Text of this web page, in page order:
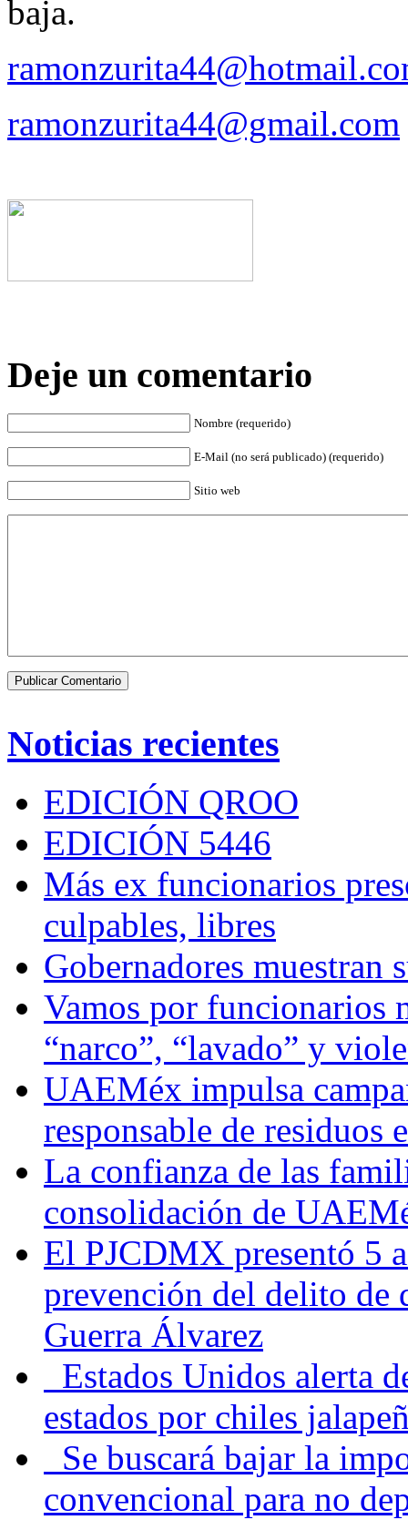
baja.
ramonzurita44@gmail.com
Deje un comentario
Nombre (requerido)
E-Mail (no será publicado) (requerido)
Sitio web
Noticias recientes
EDICIÓN QROO
EDICIÓN 5446
Más ex funcionarios
culpables, libres
Gobernadores muestran
Vamos por funcionarios
“narco”, “lavado” y
UAEMéx impulsa
responsable de residuos
La confianza de las
consolidación de
El PJCDMX presentó 5
prevención del delito de
Guerra Álvarez
Estados Unidos alerta
estados por chiles
Se buscará bajar la
convencional para no